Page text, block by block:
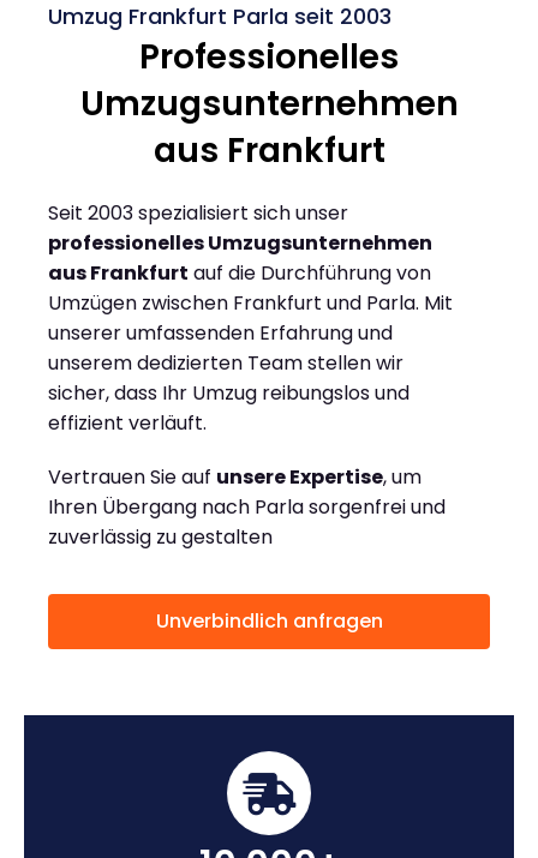
Umzug Frankfurt Parla seit 2003
Professionelles
Umzugsunternehmen
aus Frankfurt
Seit 2003 spezialisiert sich unser
professionelles Umzugsunternehmen
aus Frankfurt auf die Durchführung von
Umzügen zwischen Frankfurt und Parla. Mit
unserer umfassenden Erfahrung und
unserem dedizierten Team stellen wir
sicher, dass Ihr Umzug reibungslos und
effizient verläuft.
Vertrauen Sie auf unsere Expertise, um
Ihren Übergang nach Parla sorgenfrei und
zuverlässig zu gestalten
Unverbindlich anfragen